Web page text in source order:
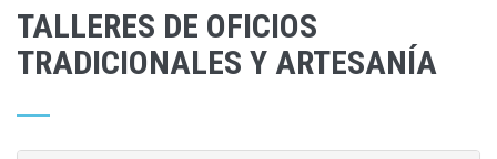
TALLERES DE OFICIOS
TRADICIONALES Y ARTESANÍA